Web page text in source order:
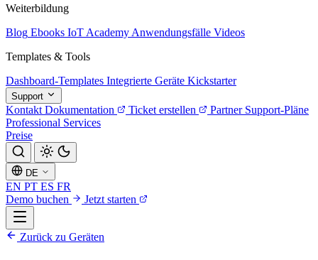
Weiterbildung
Blog Ebooks IoT Academy Anwendungsfälle Videos
Templates & Tools
Dashboard-Templates Integrierte Geräte Kickstarter
Support
Kontakt Dokumentation Ticket erstellen Partner Support-Pläne
Professional Services
Preise
DE
EN PT ES FR
Demo buchen
Jetzt starten
Zurück zu Geräten